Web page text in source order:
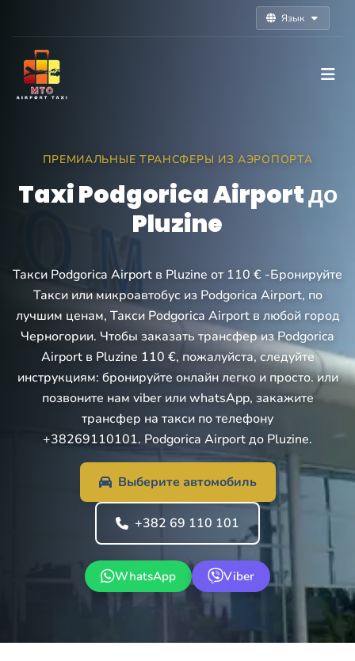
Язык
ПРЕМИАЛЬНЫЕ ТРАНСФЕРЫ ИЗ АЭРОПОРТА
Taxi Podgorica Airport до
Pluzine
Такси Podgorica Airport в Pluzine от 110 € -Бронируйте
Такси или микроавтобус из Podgorica Airport, по
лучшим ценам, Такси Podgorica Airport в любой город
Черногории. Чтобы заказать трансфер из Podgorica
Airport в Pluzine 110 €, пожалуйста, следуйте
инструкциям: бронируйте онлайн легко и просто. или
позвоните нам viber или whatsApp, закажите
трансфер на такси по телефону
+38269110101. Podgorica Airport до Pluzine.
Выберите автомобиль
+382 69 110 101
WhatsApp Viber